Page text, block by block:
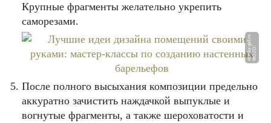
Крупные фрагменты желательно укрепить
саморезами.
Ф
О
Т
О:
st
r
oj
k
a
-
gi
d.
r
u
После полного высыхания композиции предельно
аккуратно зачистить наждачкой выпуклые и
вогнутые фрагменты, а также шероховатости и